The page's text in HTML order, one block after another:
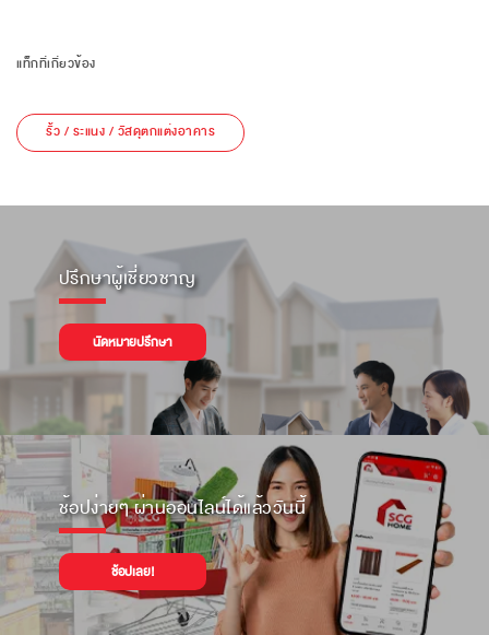
แท็กที่เกี่ยวข้อง
รั้ว / ระแนง / วัสดุตกแต่งอาคาร
ปรึกษาผู้เชี่ยวชาญ
นัดหมายปรึกษา
ช้อปง่ายๆ ผ่านออนไลน์ได้แล้ววันนี้
ช้อปเลย!